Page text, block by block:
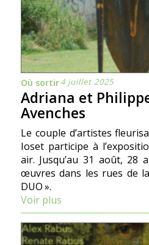
Où sortir4 juillet 2025
Adriana et
Avenches
Le couple d’artistes
Ioset participe à
air. Jusqu’au 31 août, 28
œuvres dans les rues de
DUO ».
Voir plus